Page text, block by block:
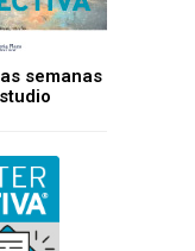
semanas